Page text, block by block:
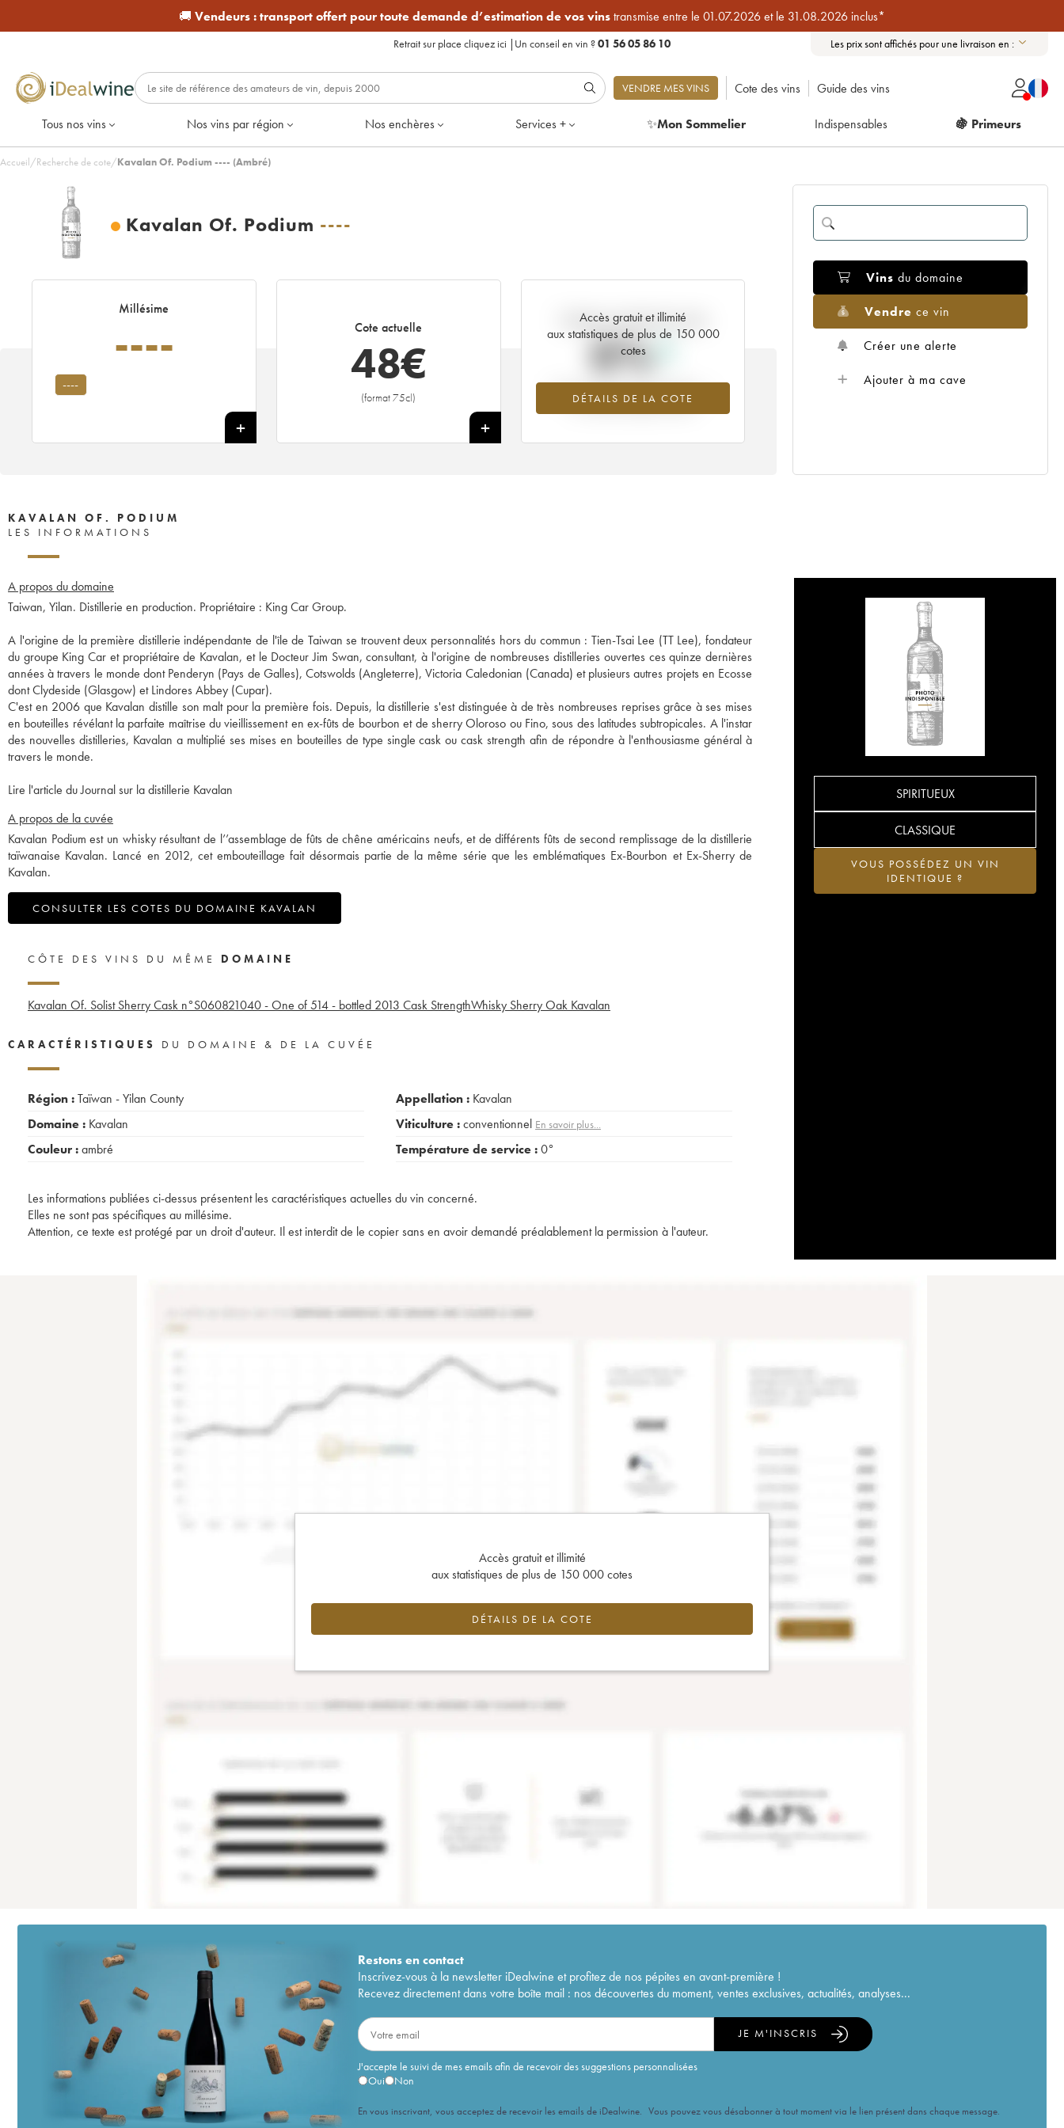
🚚 Vendeurs :transport offert pour toute demande d’estimation de vos vinstransmise entre le 01.07.2026 et le 31.08.2026 inclus*
Retrait sur place cliquez ici | Un conseil en vin ?01 56 05 86 10 Les prix sont affichés pour une livraison en :
VENDRE MES VINS Cote des vins Guide des vins
Tous nos vins Nos vins par région Nos enchères Services + ✨Mon Sommelier Indispensables 🍇 Primeurs
Accueil/Recherche de cote/Kavalan Of. Podium ---- (Ambré)
Kavalan Of. Podium ----
Millésime
----
----
Cote actuelle
48€
(format 75cl)
+
Accès gratuit et illimité
aux statistiques de plus de 150 000
cotes
DÉTAILS DE LA COTE
Tendance actuelle de la cote
0%
Tendance à la hausse du millésime ----
en 2026 par rapport à 2025
Vins du domaine
Vendre ce vin
Créer une alerte
Ajouter à ma cave
KAVALAN OF. PODIUM
LES INFORMATIONS
A propos du domaine
Taiwan, Yilan. Distillerie en production. Propriétaire : King Car Group.
A l'origine de la première distillerie indépendante de l'île de Taiwan se trouvent deux personnalités hors du commun : Tien-Tsai Lee (TT Lee), fondateur
du groupe King Car et propriétaire de Kavalan, et le Docteur Jim Swan, consultant, à l'origine de nombreuses distilleries ouvertes ces quinze dernières
années à travers le monde dont Penderyn (Pays de Galles), Cotswolds (Angleterre), Victoria Caledonian (Canada) et plusieurs autres projets en Ecosse
dont Clydeside (Glasgow) et Lindores Abbey (Cupar).
C'est en 2006 que Kavalan distille son malt pour la première fois. Depuis, la distillerie s'est distinguée à de très nombreuses reprises grâce à ses mises
en bouteilles révélant la parfaite maîtrise du vieillissement en ex-fûts de bourbon et de sherry Oloroso ou Fino, sous des latitudes subtropicales. A l'instar
des nouvelles distilleries, Kavalan a multiplié ses mises en bouteilles de type single cask ou cask strength afin de répondre à l'enthousiasme général à
travers le monde.
Lire l'article du Journal sur la distillerie Kavalan
A propos de la cuvée
Kavalan Podium est un whisky résultant de l’’assemblage de fûts de chêne américains neufs, et de différents fûts de second remplissage de la distillerie
taïwanaise Kavalan. Lancé en 2012, cet embouteillage fait désormais partie de la même série que les emblématiques Ex-Bourbon et Ex-Sherry de
Kavalan.
CONSULTER LES COTES DU DOMAINE KAVALAN
SPIRITUEUX
CLASSIQUE
VOUS POSSÉDEZ UN VIN
IDENTIQUE ?
CÔTE DES VINS DU MÊME DOMAINE
Kavalan Of. Solist Sherry Cask n°S060821040 - One of 514 - bottled 2013 Cask StrengthWhisky Sherry Oak Kavalan
CARACTÉRISTIQUES DU DOMAINE & DE LA CUVÉE
Région :Taïwan - Yilan County
Domaine : Kavalan
Couleur :ambré
Appellation : Kavalan
Viticulture :conventionnel En savoir plus...
Température de service :0°
Les informations publiées ci-dessus présentent les caractéristiques actuelles du vin concerné.
Elles ne sont pas spécifiques au millésime.
Attention, ce texte est protégé par un droit d'auteur. Il est interdit de le copier sans en avoir demandé préalablement la permission à l'auteur.
Accès gratuit et illimité
aux statistiques de plus de 150 000 cotes
DÉTAILS DE LA COTE
Restons encontact
Inscrivez-vous à la newsletter iDealwine et profitez de nos pépites en avant-première !
Recevez directement dans votre boîte mail : nos découvertes du moment, ventes exclusives, actualités, analyses...
J'accepte le suivi de mes emails afin de recevoir des suggestions personnalisées
Oui
Non
JE M'INSCRIS
En vous inscrivant, vous acceptez de recevoir les emails de iDealwine. Vous pouvez vous désabonner à tout moment via le lien présent dans chaque message.